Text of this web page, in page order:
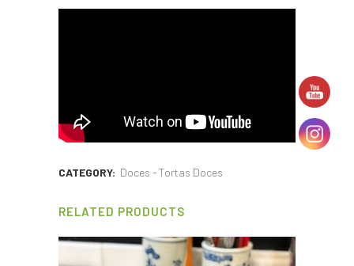
CATEGORY: Doces - Tortas Doces
RELATED PRODUCTS